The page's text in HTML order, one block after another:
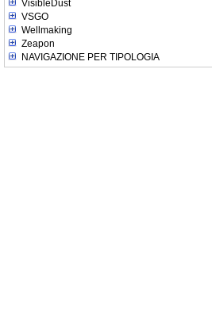
VisibleDust
VSGO
Wellmaking
Zeapon
NAVIGAZIONE PER TIPOLOGIA